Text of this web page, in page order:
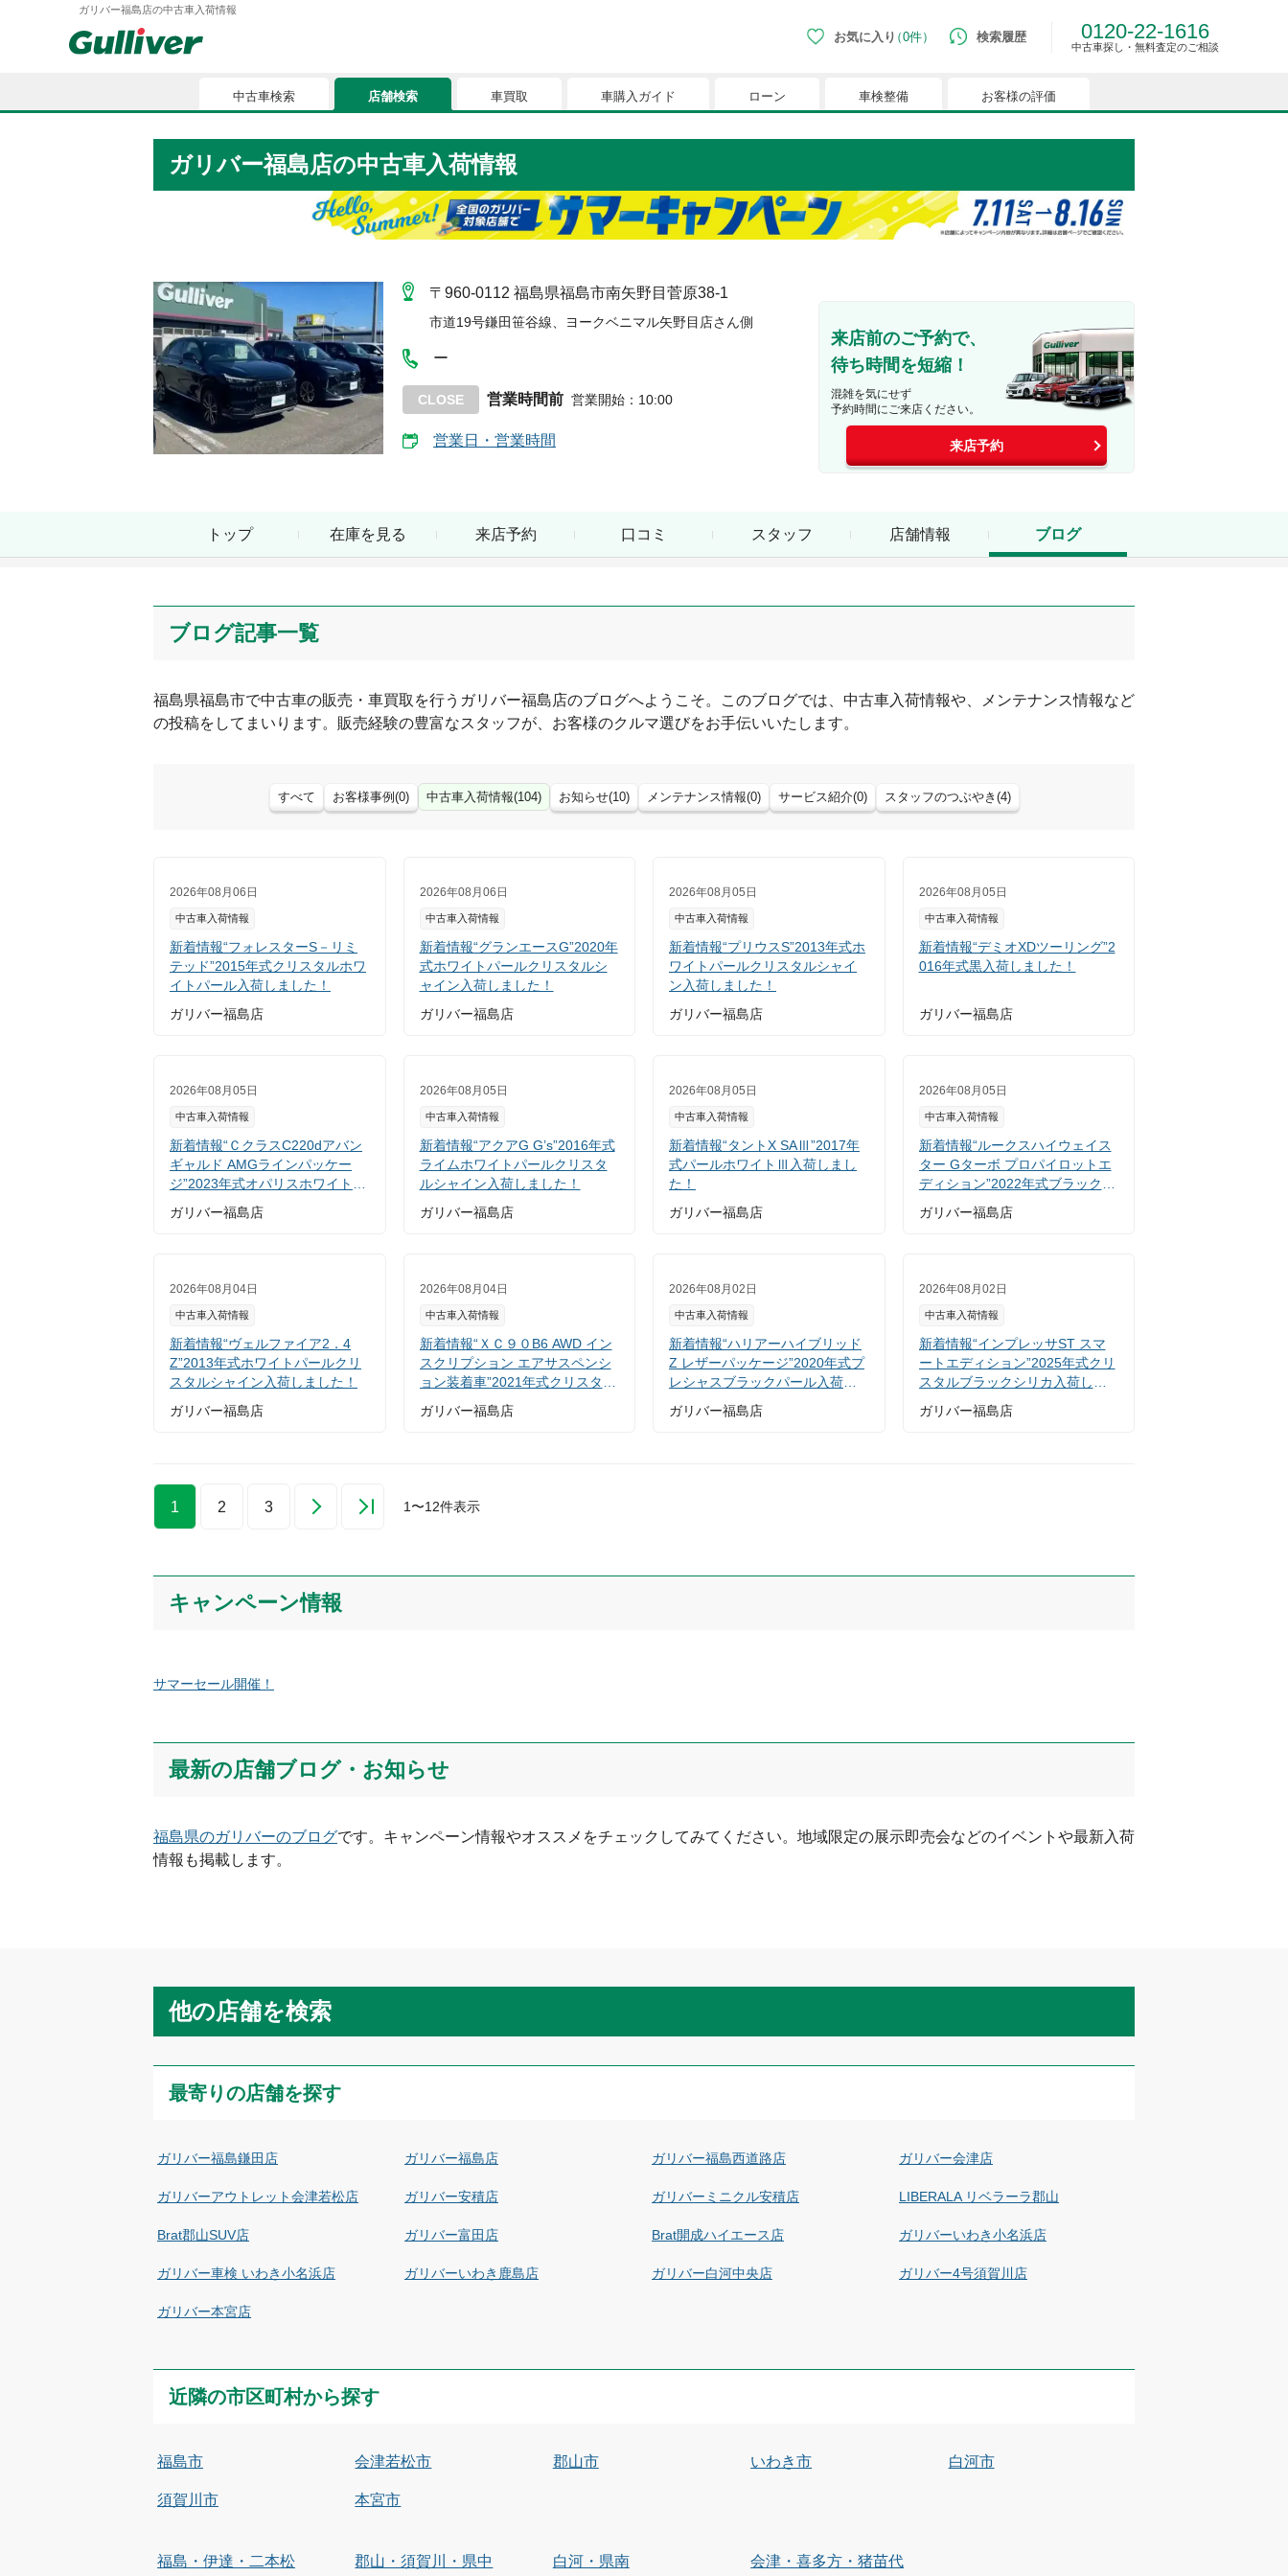
ガリバー福島店の中古車入荷情報
お気に入り 0件
中古車検索
車検整備
お客様の評価
現在、お気に入りに登録されているおクルマはございません。
お気に入りに登録すると、あなただけのお気に入りのクルマリストでいつでも簡単に比較ができるようになります。
※「お気に入り」の登録を可能にするためにCookie機能を有効にしてください。
検索履歴 0120-22-1616
中古車探し・無料査定のご相談
中古車検索 店舗検索 車買取 車購入ガイド ローン 車検整備 お客様の評価
ガリバー福島店の中古車入荷情報
〒960-0112 福島県福島市南矢野目菅原38-1
市道19号鎌田笹谷線、ヨークベニマル矢野目店さん側
ー
CLOSE 営業時間前 営業開始 ： 10:00
営業日・営業時間
来店前のご予約で、
待ち時間を短縮！
混雑を気にせず
予約時間にご来店ください。
来店予約
トップ 在庫を見る 来店予約 口コミ スタッフ 店舗情報 ブログ
ブログ記事一覧
福島県福島市で中古車の販売・車買取を行う ガリバー福島店のブログへようこそ。このブログでは、中古車入荷情報や、メンテナンス情報など
の投稿をしてまいります。販売経験の豊富なスタッフが、お客様のクルマ選びをお手伝いいたします。
すべて お客様事例 (0) 中古車入荷情報(104) お知らせ(10) メンテナンス情報(0) サービス紹介(0) スタッフのつぶやき (4)
2026年08月06日
中古車入荷情報
新着情報“フォレスターS－リミ
テッド”2015年式クリスタルホワ
イトパール入荷しました！
ガリバー福島店
2026年08月06日
中古車入荷情報
新着情報“グランエースG”2020年
式ホワイトパールクリスタルシ
ャイン入荷しました！
ガリバー福島店
2026年08月05日
中古車入荷情報
新着情報“プリウスS”2013年式ホ
ワイトパールクリスタルシャイ
ン入荷しました！
ガリバー福島店
2026年08月05日
中古車入荷情報
新着情報“デミオXDツーリング”2
016年式黒入荷しました！
ガリバー福島店
2026年08月05日
中古車入荷情報
新着情報“ＣクラスC220dアバン
ギャルド AMGラインパッケー
ジ”2023年式オパリスホワイト入
荷しました！
ガリバー福島店
2026年08月05日
中古車入荷情報
新着情報“アクアG G’s”2016年式
ライムホワイトパールクリスタ
ルシャイン入荷しました！
ガリバー福島店
2026年08月05日
中古車入荷情報
新着情報“タントX SAⅢ”2017年
式パールホワイトⅢ入荷しまし
た！
ガリバー福島店
2026年08月05日
中古車入荷情報
新着情報“ルークスハイウェイス
ター Gターボ プロパイロットエ
ディション”2022年式ブラック入
荷しました！
ガリバー福島店
2026年08月04日
中古車入荷情報
新着情報“ヴェルファイア2．4
Z”2013年式ホワイトパールクリ
スタルシャイン入荷しました！
ガリバー福島店
2026年08月04日
中古車入荷情報
新着情報“ＸＣ９０B6 AWD イン
スクリプション エアサスペンシ
ョン装着車”2021年式クリスタル
ホワイトP入荷しました！
ガリバー福島店
2026年08月02日
中古車入荷情報
新着情報“ハリアーハイブリッド
Z レザーパッケージ”2020年式プ
レシャスブラックパール入荷し
ガリバー福島店
2026年08月02日
中古車入荷情報
新着情報“インプレッサST スマ
ートエディション”2025年式クリ
スタルブラックシリカ入荷しま
ガリバー福島店
1 2 3 1 〜12件表示
キャンペーン情報
サマーセール開催！
最新の店舗ブログ・お知らせ
福島県のガリバーのブログです。キャンペーン情報やオススメをチェックしてみてください。地域限定の展示即売会などのイベントや最新入荷
情報も掲載します。
他の店舗を検索
最寄りの店舗を探す
ガリバー福島鎌田店 ガリバー福島店 ガリバー福島西道路店 ガリバー会津店
ガリバーアウトレット会津若松店 ガリバー安積店 ガリバーミニクル安積店 LIBERALA リベラーラ郡山
Brat郡山SUV店 ガリバー富田店 Brat開成ハイエース店 ガリバーいわき小名浜店
ガリバー車検 いわき小名浜店 ガリバーいわき鹿島店 ガリバー白河中央店 ガリバー4号須賀川店
ガリバー本宮店
近隣の市区町村から探す
福島市 会津若松市 郡山市 いわき市 白河市
須賀川市 本宮市
福島・伊達・二本松 郡山・須賀川・県中 白河・県南 会津・喜多方・猪苗代